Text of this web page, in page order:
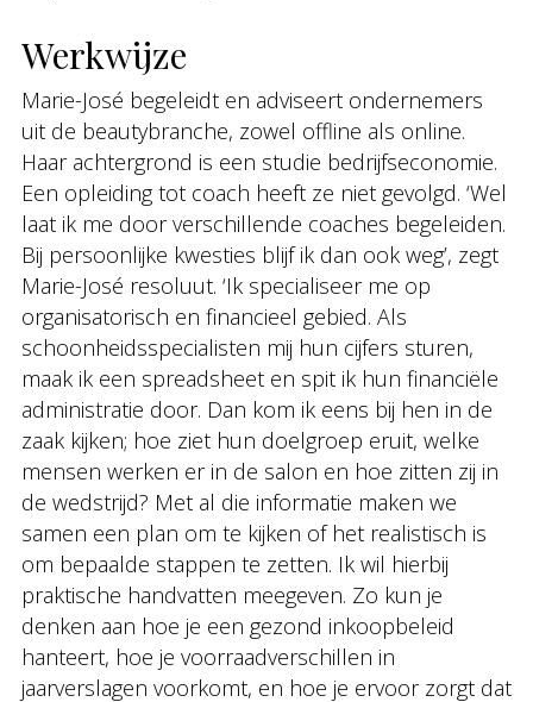
Werkwijze
Marie-José begeleidt en adviseert ondernemers
uit de beautybranche, zowel offline als online.
Haar achtergrond is een studie bedrijfseconomie.
Een opleiding tot coach heeft ze niet gevolgd. ‘Wel
laat ik me door verschillende coaches begeleiden.
Bij persoonlijke kwesties blijf ik dan ook weg’, zegt
Marie-José resoluut. ‘Ik specialiseer me op
organisatorisch en financieel gebied. Als
schoonheidsspecialisten mij hun cijfers sturen,
maak ik een spreadsheet en spit ik hun financiële
administratie door. Dan kom ik eens bij hen in de
zaak kijken; hoe ziet hun doelgroep eruit, welke
mensen werken er in de salon en hoe zitten zij in
de wedstrijd? Met al die informatie maken we
samen een plan om te kijken of het realistisch is
om bepaalde stappen te zetten. Ik wil hierbij
praktische handvatten meegeven. Zo kun je
denken aan hoe je een gezond inkoopbeleid
hanteert, hoe je voorraadverschillen in
jaarverslagen voorkomt, en hoe je ervoor zorgt dat